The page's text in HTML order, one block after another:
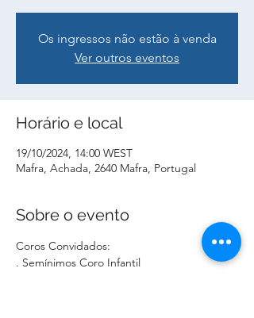
Os ingressos não estão à venda
Ver outros eventos
Horário e local
19/10/2024, 14:00 WEST
Mafra, Achada, 2640 Mafra, Portugal
Sobre o evento
Coros Convidados:
. Semínimos Coro Infantil